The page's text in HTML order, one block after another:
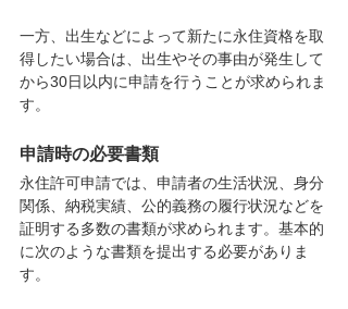
一方、出生などによって新たに永住資格を取
得したい場合は、出生やその事由が発生して
から30日以内に申請を行うことが求められま
す。
申請時の必要書類
永住許可申請では、申請者の生活状況、身分
関係、納税実績、公的義務の履行状況などを
証明する多数の書類が求められます。基本的
に次のような書類を提出する必要がありま
す。